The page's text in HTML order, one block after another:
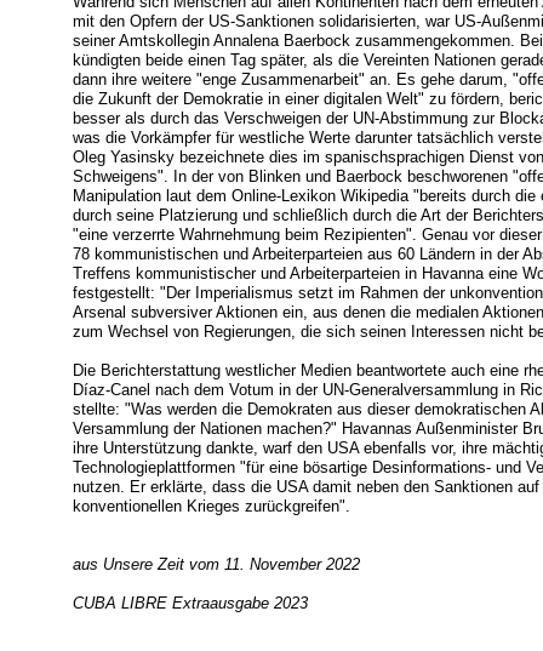
mit den Opfern der US-Sanktionen solidarisierten, war US-
seiner Amtskollegin Annalena Baerbock zusammengekommen.
kündigten beide einen Tag später, als die Vereinten Nationen
dann ihre weitere "enge Zusammenarbeit" an. Es gehe darum,
die Zukunft der Demokratie in einer digitalen Welt" zu fördern,
besser als durch das Verschweigen der UN-Abstimmung zur
was die Vorkämpfer für westliche Werte darunter tatsächlich
Oleg Yasinsky bezeichnete dies im spanischsprachigen Dienst
Schweigens". In der von Blinken und Baerbock beschworenen
Manipulation laut dem Online-Lexikon Wikipedia "bereits durch
durch seine Platzierung und schließlich durch die Art der
"eine verzerrte Wahrnehmung beim Rezipienten". Genau vor
78 kommunistischen und Arbeiterparteien aus 60 Ländern in der
Treffens kommunistischer und Arbeiterparteien in Havanna eine
festgestellt: "Der Imperialismus setzt im Rahmen der
Arsenal subversiver Aktionen ein, aus denen die medialen
zum Wechsel von Regierungen, die sich seinen Interessen nicht
Die Berichterstattung westlicher Medien beantwortete auch eine
Díaz-Canel nach dem Votum in der UN-Generalversammlung in
stellte: "Was werden die Demokraten aus dieser demokratischen
Versammlung der Nationen machen?" Havannas Außenminister
ihre Unterstützung dankte, warf den USA ebenfalls vor, ihre
Technologieplattformen "für eine bösartige Desinformations- und
nutzen. Er erklärte, dass die USA damit neben den Sanktionen
konventionellen Krieges zurückgreifen".
aus Unsere Zeit vom 11. November 2022
CUBA LIBRE Extraausgabe 2023